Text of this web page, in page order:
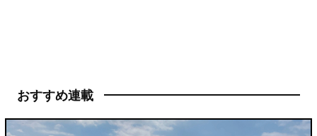
おすすめ連載